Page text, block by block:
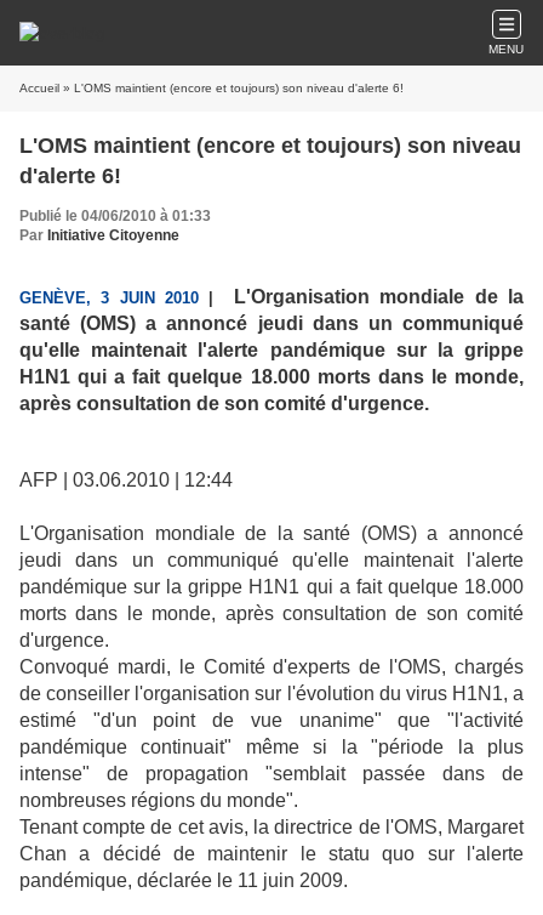
MENU
Accueil » L'OMS maintient (encore et toujours) son niveau d'alerte 6!
L'OMS maintient (encore et toujours) son niveau
d'alerte 6!
Publié le 04/06/2010 à 01:33
Par Initiative Citoyenne
GENÈVE, 3 JUIN 2010
L'Organisation mondiale de la
santé (OMS) a annoncé jeudi dans un communiqué
qu'elle maintenait l'alerte pandémique sur la grippe
H1N1 qui a fait quelque 18.000 morts dans le monde,
après consultation de son comité d'urgence.
AFP | 03.06.2010 | 12:44
L'Organisation mondiale de la santé (OMS) a annoncé
jeudi dans un communiqué qu'elle maintenait l'alerte
pandémique sur la grippe H1N1 qui a fait quelque 18.000
morts dans le monde, après consultation de son comité
d'urgence.
Convoqué mardi, le Comité d'experts de l'OMS, chargés
de conseiller l'organisation sur l'évolution du virus H1N1, a
estimé "d'un point de vue unanime" que "l'activité
pandémique continuait" même si la "période la plus
intense" de propagation "semblait passée dans de
nombreuses régions du monde".
Tenant compte de cet avis, la directrice de l'OMS, Margaret
Chan a décidé de maintenir le statu quo sur l'alerte
pandémique, déclarée le 11 juin 2009.